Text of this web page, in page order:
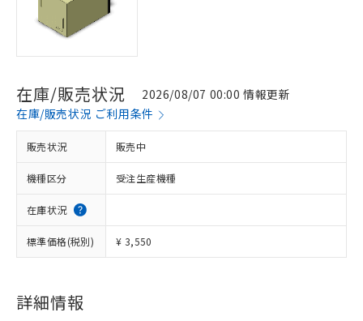
在庫/販売状況
2026/08/07 00:00 情報更新
在庫/販売状況 ご利用条件
販売状況 販売中
機種区分 受注生産機種
在庫状況
標準価格(税別) ¥ 3,550
詳細情報